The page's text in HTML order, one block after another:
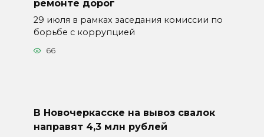
ремонте дорог
29 июля в рамках заседания комиссии по
борьбе с коррупцией
66
В Новочеркасске на вывоз свалок
направят 4,3 млн рублей